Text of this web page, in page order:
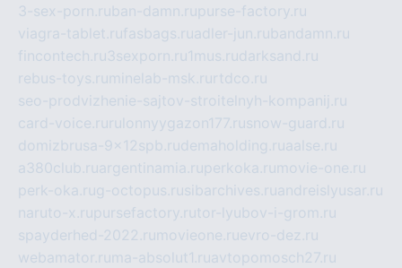
3-sex-porn.ruban-damn.rupurse-factory.ru
viagra-tablet.rufasbags.ruadler-jun.rubandamn.ru
fincontech.ru3sexporn.ru1mus.rudarksand.ru
rebus-toys.ru minelab-msk.ru rtdco.ru
seo-prodvizhenie-sajtov-stroitelnyh-kompanij.ru
card-voice.ru rulonnyygazon177.rusnow-guard.ru
domizbrusa-9x12spb.rudemaholding.ruaalse.ru
a380club.ruargentinamia.ruperkoka.ru movie-one.ru
perk-oka.rug-octopus.rusibarchives.ruandreislyusar.ru
naruto-x.rupursefactory.rutor-lyubov-i-grom.ru
spayderhed-2022.ru movieone.ruevro-dez.ru
webamator.ru ma-absolut1.ruavtopomosch27.ru